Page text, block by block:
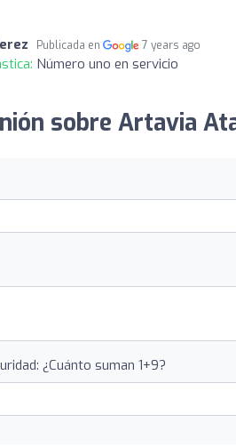
Publicada en 7 years ago
Número uno en servicio
sobre Artavia
¿Cuánto suman 1+9?